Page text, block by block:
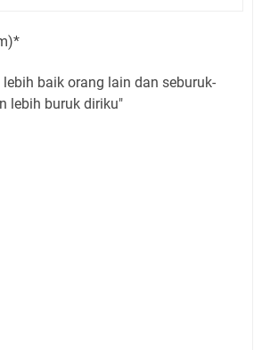
lebih baik orang lain dan seburuk-
lebih buruk diriku"